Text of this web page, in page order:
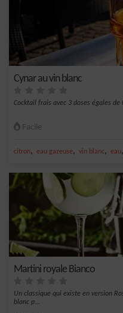
Cynar au vin blanc
Cocktail frais avec 3 doses égales de
Facile
citron, eau gazeuse, vin blanc, eau,
Martini royale Bianco
Un classique qui existe en version
blanc p...